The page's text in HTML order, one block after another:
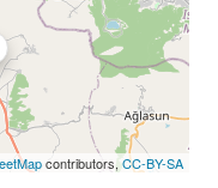
contributors, CC-BY-SA